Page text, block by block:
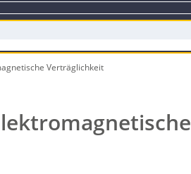
Verträglichkeit